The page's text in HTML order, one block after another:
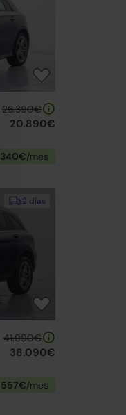
26.390€
20.890€
340€/mes
2 días
41.990€
38.090€
557€/mes